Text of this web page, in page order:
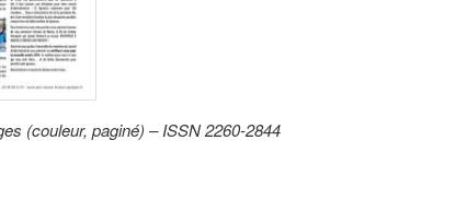
(couleur, paginé) – ISSN 2260-2844